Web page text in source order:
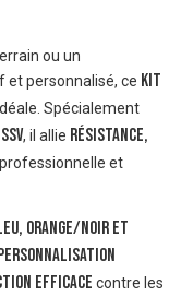
ou un
et personnalisé, ce kit
Spécialement
, il allie résistance,
et
Orange/Noir et
efficace contre les